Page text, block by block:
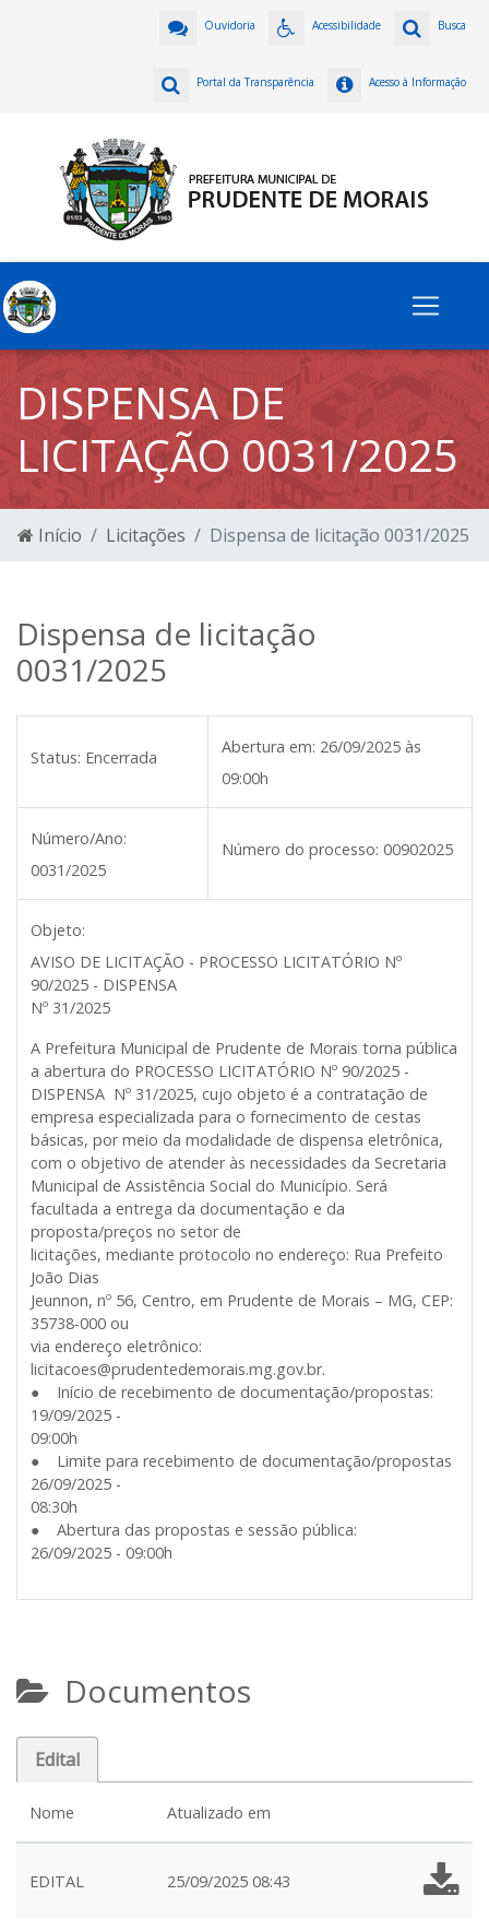
Busca
Acessibilidade
Ouvidoria
Acesso à Informação
Portal da Transparência
DISPENSA DE
LICITAÇÃO 0031/2025
Início Licitações Dispensa de licitação 0031/2025
Dispensa de licitação
0031/2025
Status: Encerrada
Abertura em: 26/09/2025 às
09:00h
Número/Ano:
0031/2025
Número do processo: 00902025
Objeto:
AVISO DE LICITAÇÃO - PROCESSO LICITATÓRIO Nº
90/2025 - DISPENSA
Nº 31/2025
A Prefeitura Municipal de Prudente de Morais torna pública
a abertura do PROCESSO LICITATÓRIO Nº 90/2025 -
DISPENSA Nº 31/2025, cujo objeto é a contratação de
empresa especializada para o fornecimento de cestas
básicas, por meio da modalidade de dispensa eletrônica,
com o objetivo de atender às necessidades da Secretaria
Municipal de Assistência Social do Município. Será
facultada a entrega da documentação e da
proposta/preços no setor de
licitações, mediante protocolo no endereço: Rua Prefeito
João Dias
Jeunnon, nº 56, Centro, em Prudente de Morais – MG, CEP:
35738-000 ou
via endereço eletrônico:
licitacoes@prudentedemorais.mg.gov.br.
● Início de recebimento de documentação/propostas:
19/09/2025 -
09:00h
● Limite para recebimento de documentação/propostas
26/09/2025 -
08:30h
● Abertura das propostas e sessão pública:
26/09/2025 - 09:00h
Documentos
Edital
Nome Atualizado em
EDITAL 25/09/2025 08:43